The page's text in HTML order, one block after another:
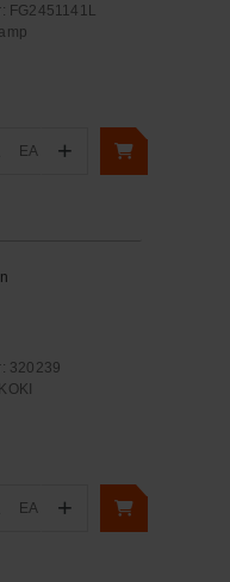
FG2451141L
EA +
320239
EA +